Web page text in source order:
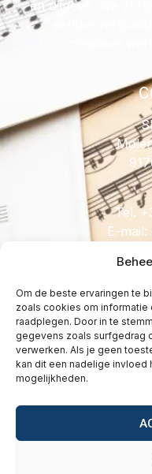
Om de beste ervaringen te
zoals cookies om informatie
raadplegen. Door in te
gegevens zoals surfgedrag
verwerken. Als je geen
kan dit een nadelige
mogelijkheden.
en uitgeeft. We
eerlijke
creatieve
Tel.
E-mail: